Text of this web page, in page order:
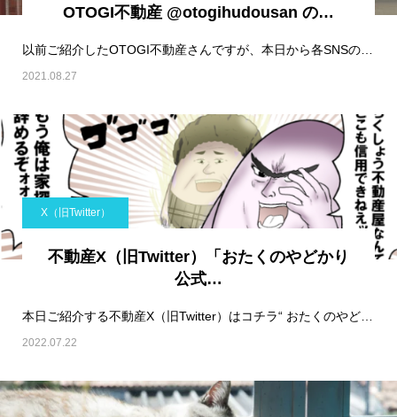
OTOGI不動産 @otogihudousan の…
以前ご紹介したOTOGI不動産さんですが、本日から各SNSのご紹介もしてみようと思います。…
2021.08.27
X（旧Twitter）
不動産X（旧Twitter）「おたくのやどかり
公式…
本日ご紹介する不動産X（旧Twitter）はコチラ“ おたくのやどかり公式“です！…
2022.07.22